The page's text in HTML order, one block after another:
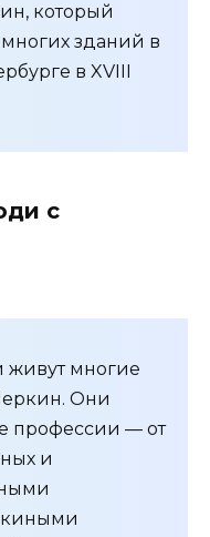
который
зданий в
в XVIII
с
живут многие
Они
профессии — от
и